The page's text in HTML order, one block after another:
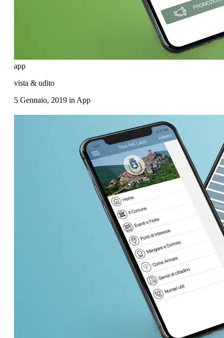
app
vista & udito
5 Gennaio, 2019 in App